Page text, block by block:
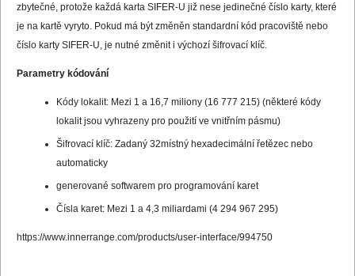
zbytečné, protože každá karta SIFER-U již nese jedinečné číslo karty, které
je na kartě vyryto. Pokud má být změněn standardní kód pracoviště nebo
číslo karty SIFER-U, je nutné změnit i výchozí šifrovací klíč.
Parametry kódování
Kódy lokalit: Mezi 1 a 16,7 miliony (16 777 215) (některé kódy
lokalit jsou vyhrazeny pro použití ve vnitřním pásmu)
Šifrovací klíč: Zadaný 32místný hexadecimální řetězec nebo
automaticky
generované softwarem pro programování karet
Čísla karet: Mezi 1 a 4,3 miliardami (4 294 967 295)
https://www.innerrange.com/products/user-interface/994750